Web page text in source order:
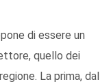
di essere un
quello dei
La prima, dal